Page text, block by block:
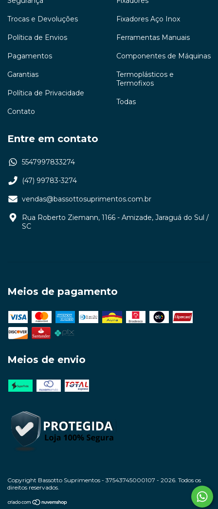
Trocas e Devoluções
Política de Envios
Pagamentos
Garantias
Política de Privacidade
Contato
Fixadores Aço Inox
Ferramentas Manuais
Componentes de Máquinas
Termoplásticos e
Termofixos
Todas
Entre em contato
5547997833274
(47) 99783-3274
vendas@bassottosuprimentos.com.br
Rua Roberto Ziemann, 1166 - Amizade, Jaraguá do Sul /
SC
Meios de pagamento
Meios de envio
Copyright Bassotto Suprimentos - 37543745000107 - 2026. Todos os
direitos reservados.